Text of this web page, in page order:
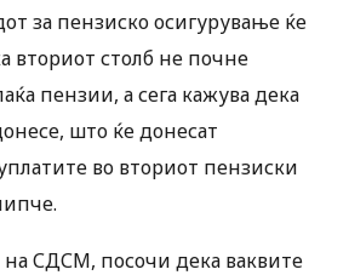
за пензиско осигурување ќе
вториот столб не почне
пензии, а сега кажува дека
што ќе донесат
во вториот пензиски
на СДСМ, посочи дека ваквите